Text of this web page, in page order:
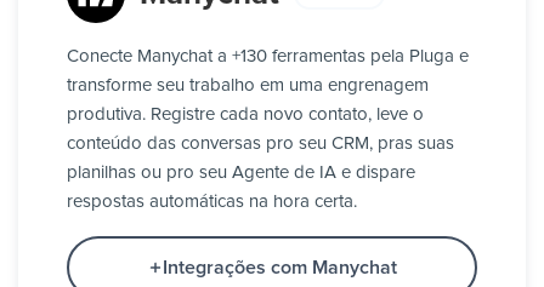
Conecte Manychat a +130 ferramentas pela Pluga e
transforme seu trabalho em uma engrenagem
produtiva. Registre cada novo contato, leve o
conteúdo das conversas pro seu CRM, pras suas
planilhas ou pro seu Agente de IA e dispare
respostas automáticas na hora certa.
Integrações com Manychat